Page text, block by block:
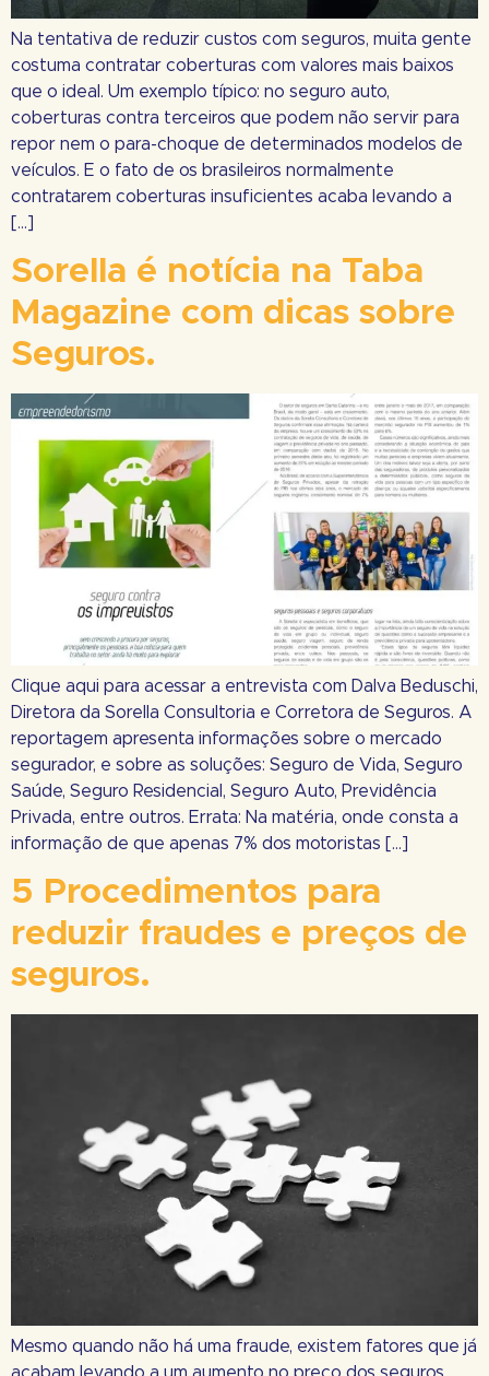
Na tentativa de reduzir custos com seguros, muita gente
costuma contratar coberturas com valores mais baixos
que o ideal. Um exemplo típico: no seguro auto,
coberturas contra terceiros que podem não servir para
repor nem o para-choque de determinados modelos de
veículos. E o fato de os brasileiros normalmente
contratarem coberturas insuficientes acaba levando a
[…]
Sorella é notícia na Taba
Magazine com dicas sobre
Seguros.
Clique aqui para acessar a entrevista com Dalva Beduschi,
Diretora da Sorella Consultoria e Corretora de Seguros. A
reportagem apresenta informações sobre o mercado
segurador, e sobre as soluções: Seguro de Vida, Seguro
Saúde, Seguro Residencial, Seguro Auto, Previdência
Privada, entre outros. Errata: Na matéria, onde consta a
informação de que apenas 7% dos motoristas […]
5 Procedimentos para
reduzir fraudes e preços de
seguros.
Mesmo quando não há uma fraude, existem fatores que já